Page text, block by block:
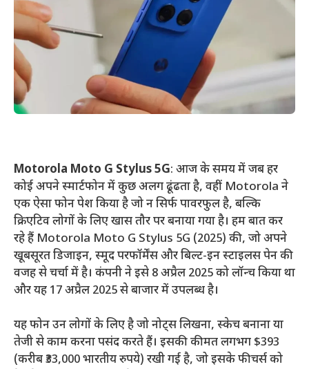
Motorola Moto G Stylus 5G: आज के समय में जब हर
कोई अपने स्मार्टफोन में कुछ अलग ढूंढता है, वहीं Motorola ने
एक ऐसा फोन पेश किया है जो न सिर्फ पावरफुल है, बल्कि
क्रिएटिव लोगों के लिए खास तौर पर बनाया गया है। हम बात कर
रहे हैं Motorola Moto G Stylus 5G (2025) की, जो अपने
खूबसूरत डिजाइन, स्मूद परफॉर्मेंस और बिल्ट-इन स्टाइलस पेन की
वजह से चर्चा में है। कंपनी ने इसे 8 अप्रैल 2025 को लॉन्च किया था
और यह 17 अप्रैल 2025 से बाजार में उपलब्ध है।
यह फोन उन लोगों के लिए है जो नोट्स लिखना, स्केच बनाना या
तेजी से काम करना पसंद करते हैं। इसकी कीमत लगभग $393
(करीब ₹33,000 भारतीय रुपये) रखी गई है, जो इसके फीचर्स को